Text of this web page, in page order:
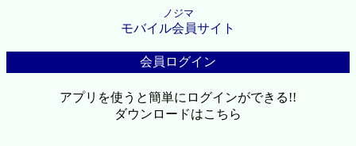
ノジマ
モバイル会員サイト
会員ログイン
アプリを使うと簡単にログインができる!!
ダウンロードはこちら